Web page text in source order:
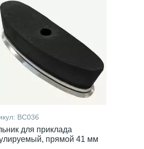
BC036
для приклада
прямой 41 мм